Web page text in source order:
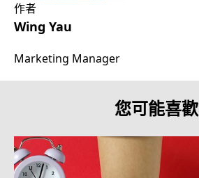
作者
Wing Yau
Marketing Manager
您可能喜歡